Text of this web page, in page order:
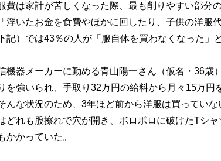
費は家計が苦しくなった際、最も削りやすい部分
浮いたお金を食費やほかに回したり、子供の洋服
記）では43％の人が「服自体を買わなくなった」
機器メーカーに勤める青山陽一さん（仮名・36歳
を強いられ、手取り32万円の給料から月々15万円
んな状況のため、3年ほど前から洋服は買ってい
どれも股擦れで穴が開き、ボロボロに破けたTシ
かかっていた。